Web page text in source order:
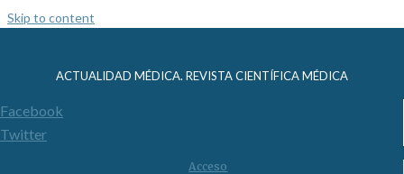
Skip to content
ACTUALIDAD MÉDICA. REVISTA CIENTÍFICA MÉDICA
Facebook
Twitter
Acceso